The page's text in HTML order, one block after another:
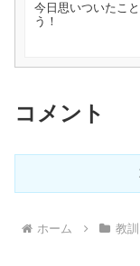
今日思いついたこ
う！
コメント
ホーム 教訓